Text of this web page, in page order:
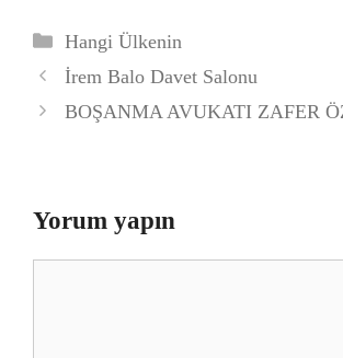
Kategoriler
Hangi Ülkenin
İrem Balo Davet Salonu
BOŞANMA AVUKATI ZAFER
Yorum yapın